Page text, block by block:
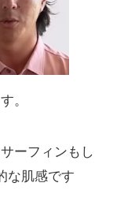
。
ーフィンもし
な肌感です